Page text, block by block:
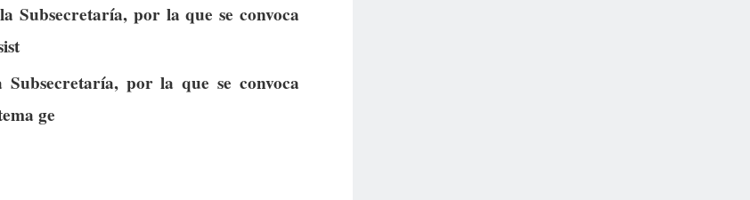
Subsecretaría, por la que se convoca
por la que se convoca
ge